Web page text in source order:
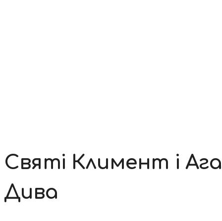
Святі Климент і
Дива